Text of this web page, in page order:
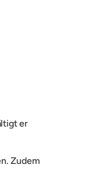
er
Zudem